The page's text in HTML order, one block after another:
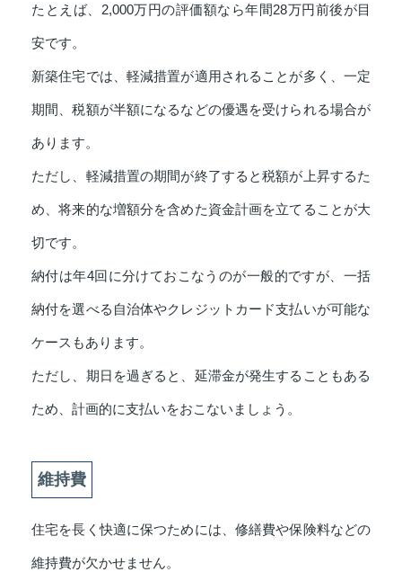
たとえば、2,000万円の評価額なら年間28万円前後が目
安です。
新築住宅では、軽減措置が適用されることが多く、一定
期間、税額が半額になるなどの優遇を受けられる場合が
あります。
ただし、軽減措置の期間が終了すると税額が上昇するた
め、将来的な増額分を含めた資金計画を立てることが大
切です。
納付は年4回に分けておこなうのが一般的ですが、一括
納付を選べる自治体やクレジットカード支払いが可能な
ケースもあります。
ただし、期日を過ぎると、延滞金が発生することもある
ため、計画的に支払いをおこないましょう。
維持費
住宅を長く快適に保つためには、修繕費や保険料などの
維持費が欠かせません。